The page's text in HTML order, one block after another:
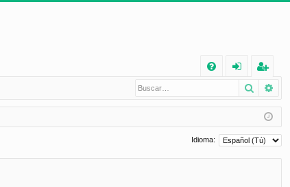
Q
nt
ifi
eg
ist
ra
Buscar
Idioma: